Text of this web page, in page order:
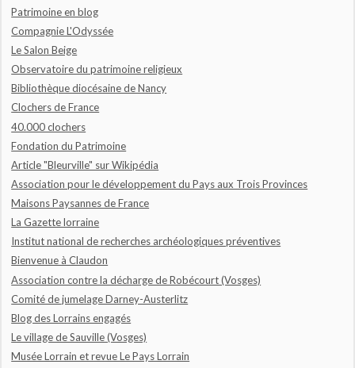
Patrimoine en blog
Compagnie L'Odyssée
Le Salon Beige
Observatoire du patrimoine religieux
Bibliothèque diocésaine de Nancy
Clochers de France
40.000 clochers
Fondation du Patrimoine
Article "Bleurville" sur Wikipédia
Association pour le développement du Pays aux Trois Provinces
Maisons Paysannes de France
La Gazette lorraine
Institut national de recherches archéologiques préventives
Bienvenue à Claudon
Association contre la décharge de Robécourt (Vosges)
Comité de jumelage Darney-Austerlitz
Blog des Lorrains engagés
Le village de Sauville (Vosges)
Musée Lorrain et revue Le Pays Lorrain